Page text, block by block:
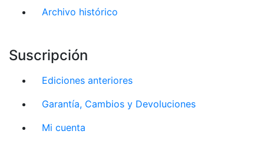
Archivo histórico
Suscripción
Ediciones anteriores
Garantía, Cambios y Devoluciones
Mi cuenta